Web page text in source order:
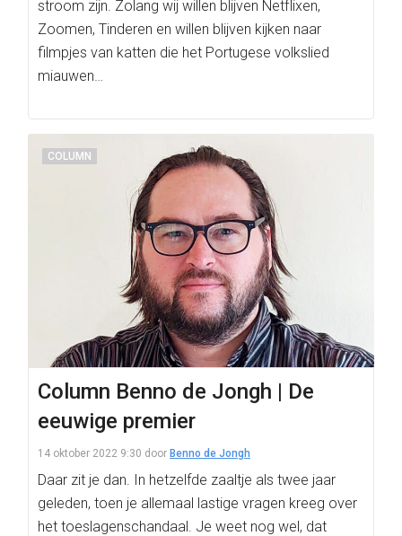
stroom zijn. Zolang wij willen blijven Netflixen,
Zoomen, Tinderen en willen blijven kijken naar
filmpjes van katten die het Portugese volkslied
miauwen…
COLUMN
Column Benno de Jongh | De
eeuwige premier
14 oktober 2022 9:30 door Benno de Jongh
Daar zit je dan. In hetzelfde zaaltje als twee jaar
geleden, toen je allemaal lastige vragen kreeg over
het toeslagenschandaal. Je weet nog wel, dat